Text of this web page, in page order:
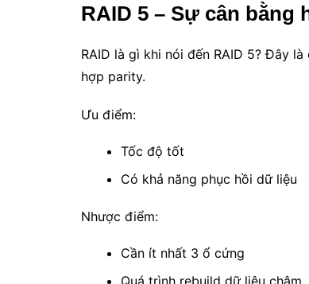
RAID 5 – Sự cân bằng
RAID là gì khi nói đến RAID 5? Đây
hợp parity.
Ưu điểm:
Tốc độ tốt
Có khả năng phục hồi dữ liệu
Nhược điểm:
Cần ít nhất 3 ổ cứng
Quá trình rebuild dữ liệu chậm